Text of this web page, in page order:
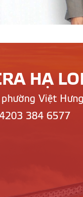
HẠ
Việt
384 6577